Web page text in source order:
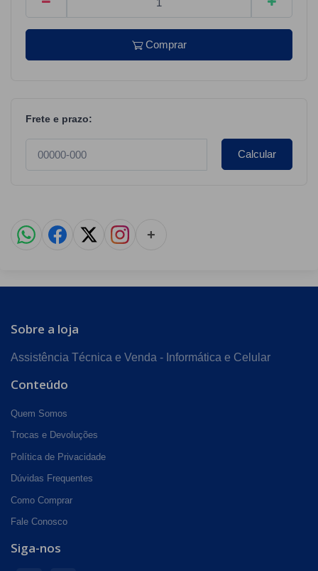
Comprar
Frete e prazo:
Calcular
+
Sobre a loja
Assistência Técnica e Venda - Informática e Celular
Conteúdo
Quem Somos
Trocas e Devoluções
Política de Privacidade
Dúvidas Frequentes
Como Comprar
Fale Conosco
Siga-nos